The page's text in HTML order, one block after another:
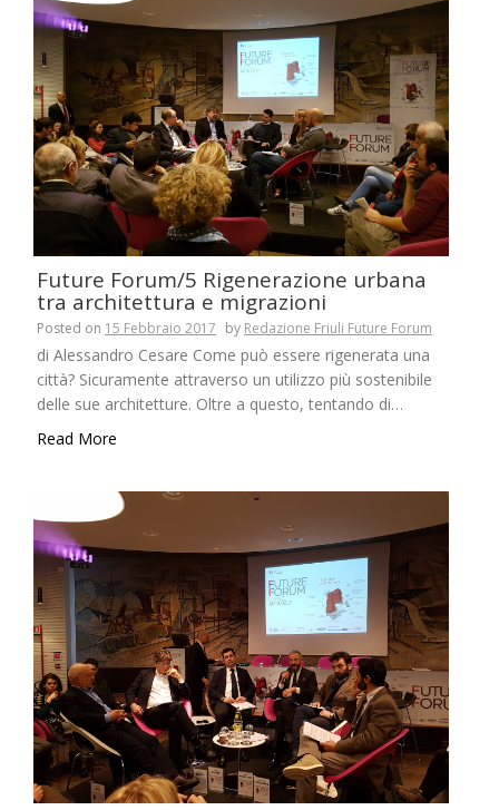
Future Forum/5 Rigenerazione urbana
tra architettura e migrazioni
Posted on 15 Febbraio 2017 by Redazione Friuli Future Forum
di Alessandro Cesare Come può essere rigenerata una
città? Sicuramente attraverso un utilizzo più sostenibile
delle sue architetture. Oltre a questo, tentando di…
Read More